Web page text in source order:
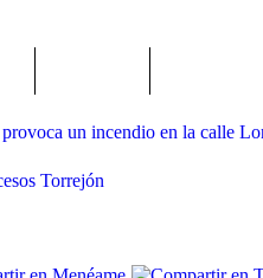
un incendio en la calle
Torrejón